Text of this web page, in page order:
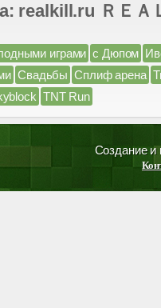
realkill.ru ＲＥＡ
играми с Дюпом
Свадьбы Сплиф арена
TNT Run
Создание и